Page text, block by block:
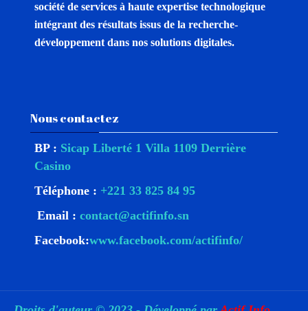
société de services à haute expertise technologique
intégrant des résultats issus de la recherche-
développement dans nos solutions digitales.
Nous contactez
BP : Sicap Liberté 1 Villa 1109 Derrière
Casino
Téléphone : +221 33 825 84 95
Email : contact@actifinfo.sn
Facebook:www.facebook.com/actifinfo/